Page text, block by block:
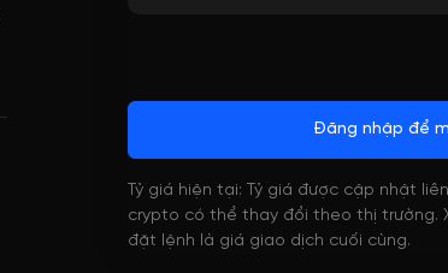
Đăng nhập để
Tỷ giá hiện tại: Tỷ giá được cập nhật
crypto có thể thay đổi theo thị trường.
đặt lệnh là giá giao dịch cuối cùng.